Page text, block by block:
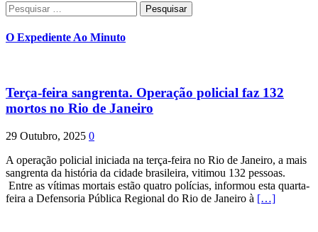
Pesquisar
por:
O Expediente Ao Minuto
Terça-feira sangrenta. Operação policial faz 132
mortos no Rio de Janeiro
29 Outubro, 2025 0
A operação policial iniciada na terça-feira no Rio de Janeiro, a mais
sangrenta da história da cidade brasileira, vitimou 132 pessoas.
Entre as vítimas mortais estão quatro polícias, informou esta quarta-
feira a Defensoria Pública Regional do Rio de Janeiro à […]